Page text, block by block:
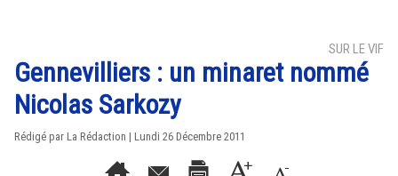
SUR LE VIF
Gennevilliers : un minaret nommé
Nicolas Sarkozy
Rédigé par La Rédaction | Lundi 26 Décembre 2011